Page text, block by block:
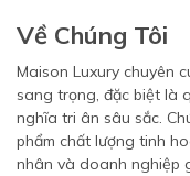
Về Chúng Tôi
Maison Luxury chuyên
sang trọng, đặc biệt là
nghĩa tri ân sâu sắc.
phẩm chất lượng tinh
nhân và doanh nghiệp